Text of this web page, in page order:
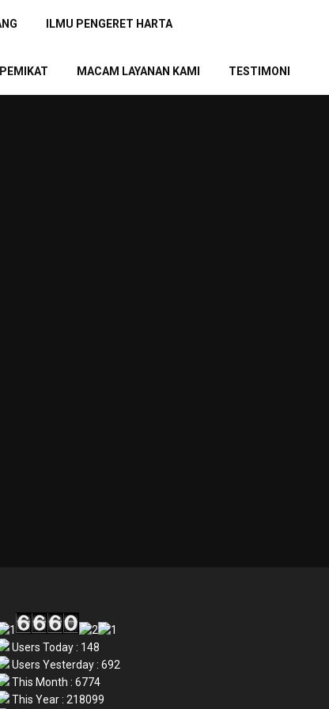
ILMU PENGERET HARTA
MACAM LAYANAN KAMI TESTIMONI
Users Today : 148
Users Yesterday : 692
This Month : 6774
This Year : 218099